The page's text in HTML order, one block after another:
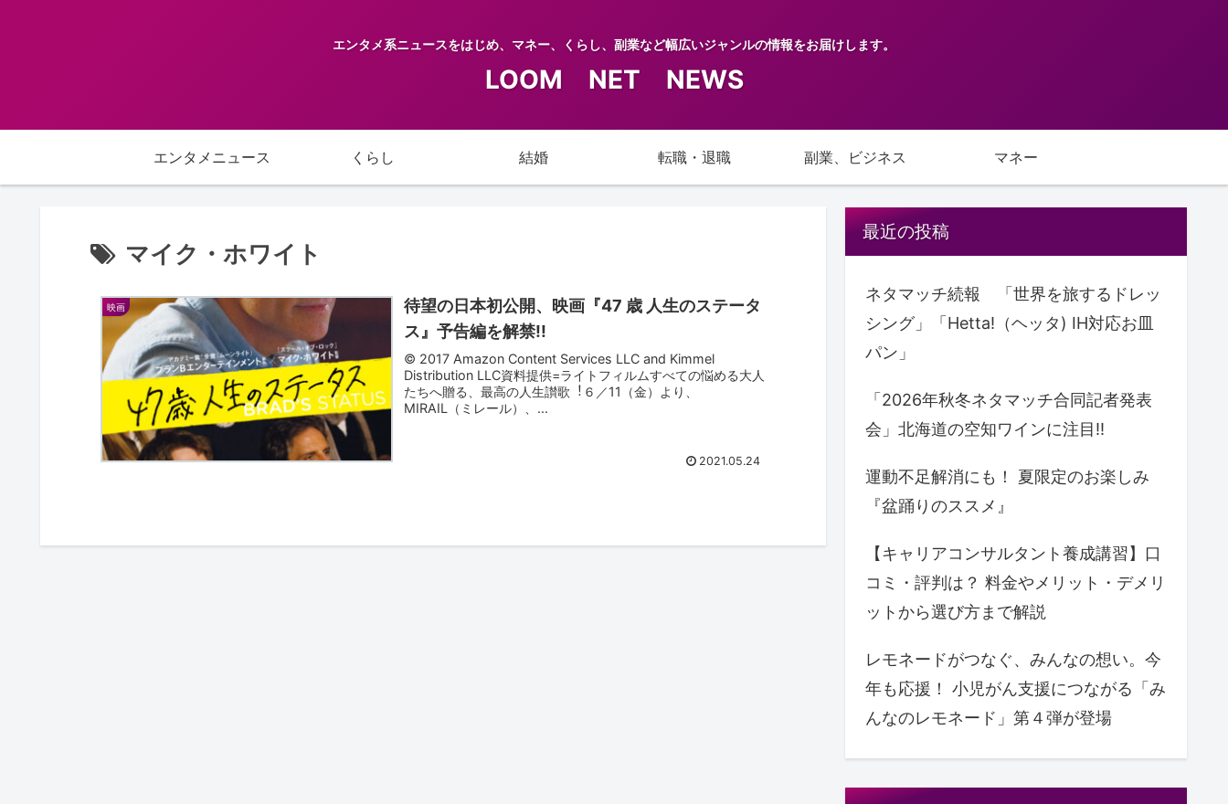
エンタメ系ニュースをはじめ、マネー、くらし、副業など幅広いジャンルの情報をお届けします。
LOOM NET NEWS
エンタメニュース くらし 結婚 転職・退職 副業、ビジネス マネー
マイク・ホワイト
映画
待望の⽇本初公開、映画『47 歳 ⼈⽣のステータ
ス』予告編を解禁!!
© 2017 Amazon Content Services LLC and Kimmel
Distribution LLC資料提供=ライトフィルムすべての悩める⼤⼈
たちへ贈る、最⾼の⼈⽣讃歌︕６／11（⾦）より、
MIRAIL（ミレール）、...
2021.05.24
最近の投稿
ネタマッチ続報 「世界を旅するドレッ
シング」「Hetta!（ヘッタ) IH対応お皿
パン」
「2026年秋冬ネタマッチ合同記者発表
会」北海道の空知ワインに注目!!
運動不足解消にも！ 夏限定のお楽しみ
『盆踊りのススメ』
【キャリアコンサルタント養成講習】口
コミ・評判は？ 料金やメリット・デメリ
ットから選び方まで解説
レモネードがつなぐ、みんなの想い。今
年も応援！ ⼩児がん支援につながる「み
んなのレモネード」第４弾が登場